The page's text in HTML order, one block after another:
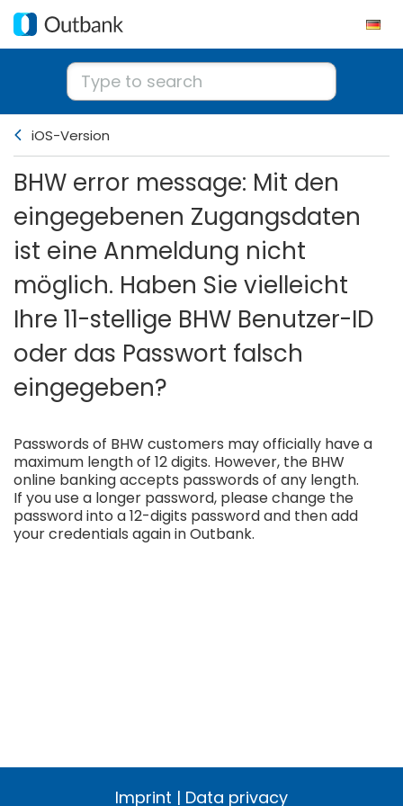
iOS-Version
BHW error message: Mit den
eingegebenen Zugangsdaten
ist eine Anmeldung nicht
möglich. Haben Sie vielleicht
Ihre 11-stellige BHW Benutzer-ID
oder das Passwort falsch
eingegeben?
Passwords of BHW customers may officially have a
maximum length of 12 digits. However, the BHW
online banking accepts passwords of any length.
If you use a longer password, please change the
password into a 12-digits password and then add
your credentials again in Outbank.
Imprint | Data privacy